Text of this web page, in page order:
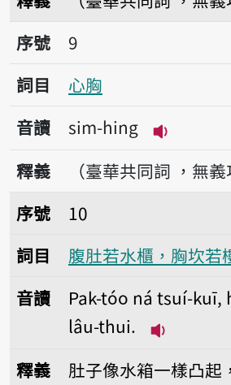
序號9心胸
序號
9
詞目
心胸
音讀
sim-hing
播放音
釋義
（臺華共同詞 ，無義
序號10腹肚若水櫃，胸坎若樓
序號
10
詞目
腹肚若水櫃，胸坎若
音讀
Pak-tóo ná tsuí-kuī,
lâu-thui.
釋義
肚子像水箱一樣凸起